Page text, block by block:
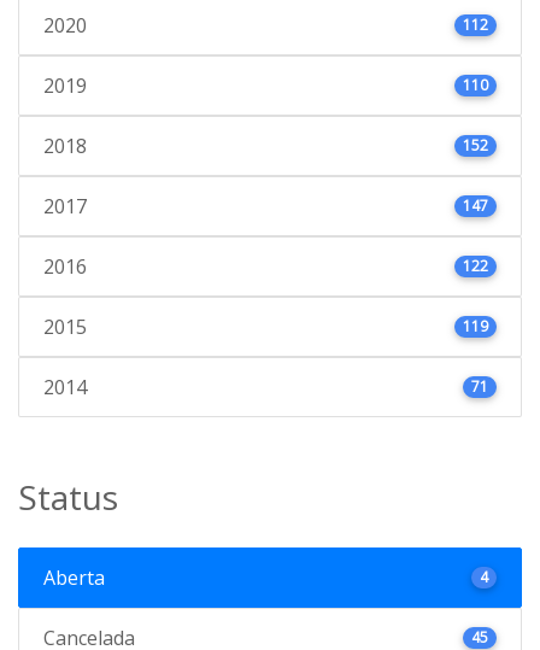
2020 112
2019 110
2018 152
2017 147
2016 122
2015 119
2014 71
Status
Aberta 4
Cancelada 45